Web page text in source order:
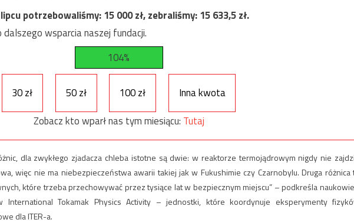
potrzebowaliśmy:15 000zł, zebraliśmy:15 633,5zł.
dalszego wsparcia naszej fundacji.
104%
30 zł 50 zł 100 zł
Inna kwota
Zobacz kto wparł nas tym miesiącu: Tutaj
dla zwykłego zjadacza chleba istotne są dwie: w reaktorze termojądrowym nigdy nie
więc nie ma niebezpieczeństwa awarii takiej jak w Fukushimie czy Czarnobylu. Druga różnica
które trzeba przechowywać przez tysiące lat w bezpiecznym miejscu” – podkreśla
Tokamak Physics Activity – jednostki, które koordynuje eksperymenty
dla ITER-a.